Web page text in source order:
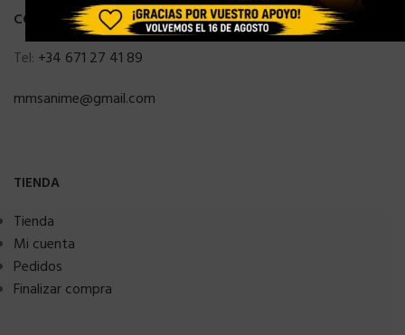
CONTACTO
Tel: +34 671 27 41 89
mmsanime@gmail.com
TIENDA
Tienda
Mi cuenta
Pedidos
Finalizar compra